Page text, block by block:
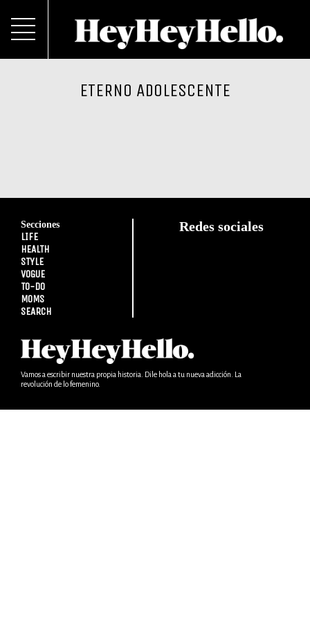
ETERNO ADOLESCENTE
Secciones
LIFE
HEALTH
STYLE
VOGUE
TO-DO
MOMS
SEARCH
Redes sociales
Vamos a escribir nuestra propia historia. Dile hola a tu nueva adicción. La
revolución de lo femenino.